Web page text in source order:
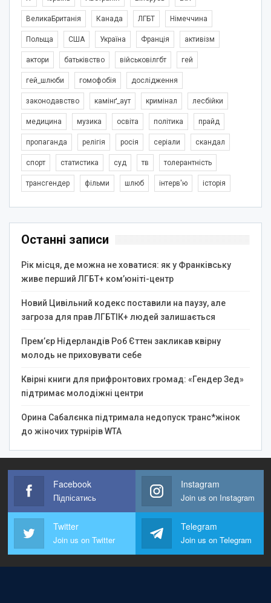
ВеликаБританія Канада ЛГБТ Німеччина
Польща США Україна Франція активізм
актори батьківство військовілгбт гей
гей_шлюби гомофобія дослідження
законодавство камінґ_аут кримінал лесбійки
медицина музика освіта політика прайд
пропаганда релігія росія серіали скандал
спорт статистика суд тв толерантність
трансгендер фільми шлюб інтерв'ю історія
Останні записи
Рік місця, де можна не ховатися: як у Франківську
живе перший ЛГБТ+ ком’юніті-центр
Новий Цивільний кодекс поставили на паузу, але
загроза для прав ЛГБТІК+ людей залишається
Прем’єр Нідерландів Роб Єттен закликав квірну
молодь не приховувати себе
Квірні книги для прифронтових громад: «Гендер Зед»
підтримає молодіжні центри
Орина Сабалєнка підтримала недопуск транс*жінок
до жіночих турнірів WTA
Facebook
Підпісатись
Instagram
Join us on Instagram
Twitter
Join us on Twitter
Telegram
Join us on Telegram